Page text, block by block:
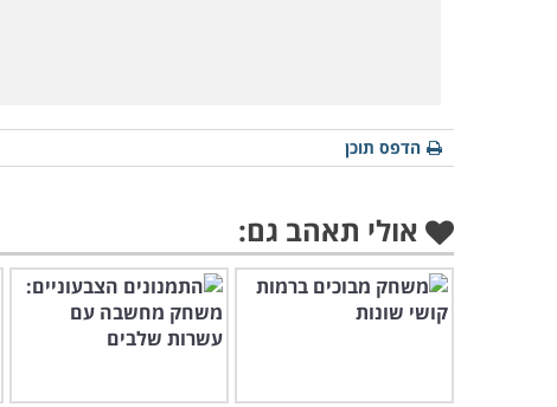
הדפס תוכן
אולי תאהב גם: